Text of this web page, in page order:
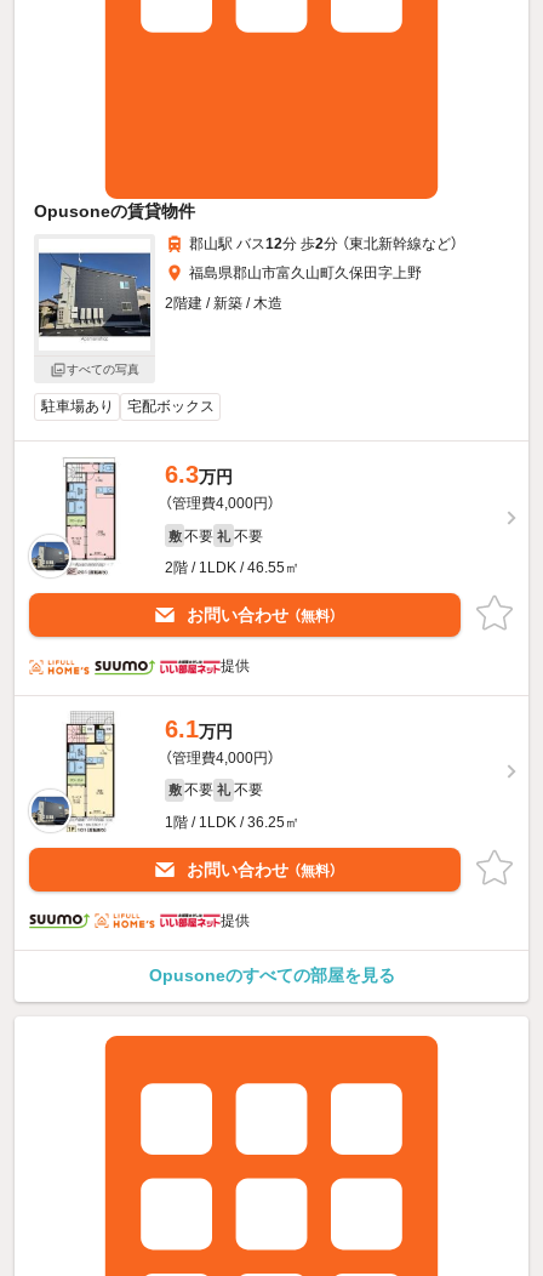
Opusoneの賃貸物件
すべての写真
郡山駅 バス12分 歩2分 （東北新幹線など）
福島県郡山市富久山町久保田字上野
2階建 / 新築 / 木造
駐車場あり 宅配ボックス
6.3万円
（管理費4,000円）
敷 不要 礼 不要
2階 / 1LDK / 46.55㎡
お問い合わせ （無料）
提供
6.1万円
（管理費4,000円）
敷 不要 礼 不要
1階 / 1LDK / 36.25㎡
お問い合わせ （無料）
提供
Opusoneのすべての部屋を見る